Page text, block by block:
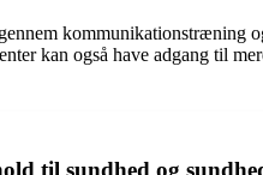
kan også have adgang til
til sundhed og